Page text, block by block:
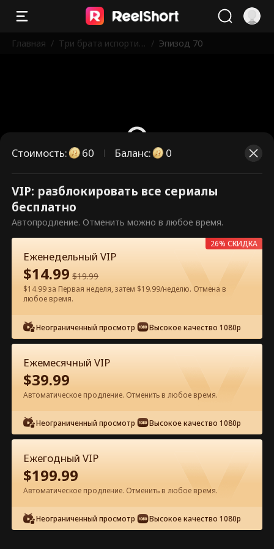
Главная / Три брата испортил
/ Эпизод 70
Это платные эпизоды.
Разблокируйте, чтобы смотреть.
60Разблокировать сейчас
Смотреть бесплатно в приложении
Эпизод 70 - Три брата испортили
меня Полный фильм
0-49 50-71 Все эпизоды
70
Стоимость: 60 Баланс: 0
VIP: разблокировать все сериалы
бесплатно
Автопродление. Отменить можно в любое время.
Еженедельный VIP
$14.99 $19.99
$14.99 за Первая неделя, затем $19.99/неделю. Отмена в
любое время.
Неограниченный просмотр Высокое качество 1080p
26% СКИДКА
Ежемесячный VIP
$39.99
Автоматическое продление. Отменить в любое время.
Неограниченный просмотр Высокое качество 1080p
Ежегодный VIP
$199.99
Автоматическое продление. Отменить в любое время.
Неограниченный просмотр Высокое качество 1080p